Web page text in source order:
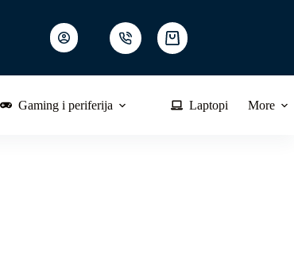
Shopping
cart
Gaming i periferija Laptopi More